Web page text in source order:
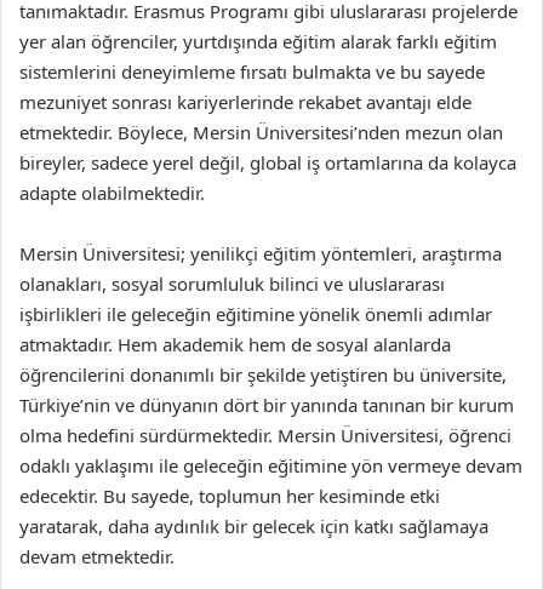
tanımaktadır. Erasmus Programı gibi uluslararası projelerde
yer alan öğrenciler, yurtdışında eğitim alarak farklı eğitim
sistemlerini deneyimleme fırsatı bulmakta ve bu sayede
mezuniyet sonrası kariyerlerinde rekabet avantajı elde
etmektedir. Böylece, Mersin Üniversitesi’nden mezun olan
bireyler, sadece yerel değil, global iş ortamlarına da kolayca
adapte olabilmektedir.
Mersin Üniversitesi; yenilikçi eğitim yöntemleri, araştırma
olanakları, sosyal sorumluluk bilinci ve uluslararası
işbirlikleri ile geleceğin eğitimine yönelik önemli adımlar
atmaktadır. Hem akademik hem de sosyal alanlarda
öğrencilerini donanımlı bir şekilde yetiştiren bu üniversite,
Türkiye’nin ve dünyanın dört bir yanında tanınan bir kurum
olma hedefini sürdürmektedir. Mersin Üniversitesi, öğrenci
odaklı yaklaşımı ile geleceğin eğitimine yön vermeye devam
edecektir. Bu sayede, toplumun her kesiminde etki
yaratarak, daha aydınlık bir gelecek için katkı sağlamaya
devam etmektedir.